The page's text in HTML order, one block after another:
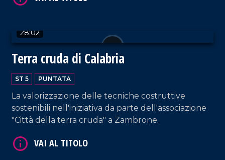
28:02
Terra cruda di Calabria
ST 5 PUNTATA
La valorizzazione delle tecniche costruttive
sostenibili nell'iniziativa da parte dell'associazione
"Città della terra cruda" a Zambrone.
VAI AL TITOLO